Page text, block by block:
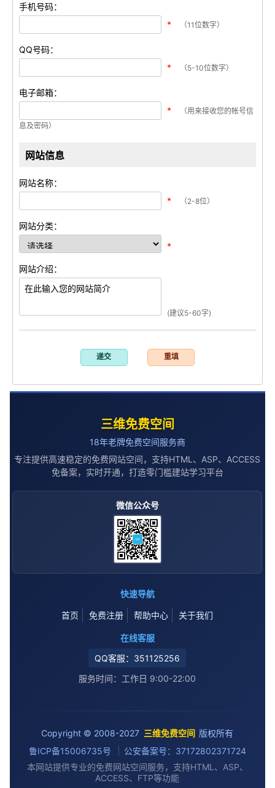
手机号码：
*
（11位数字）
QQ号码：
*
（5-10位数字）
电子邮箱：
*
（用来接收您的帐号信
息及密码）
网站信息
网站名称：
*
（2-8位）
网站分类：
*
网站介绍：
(建议5-60字)
三维免费空间
18年老牌免费空间服务商
专注提供高速稳定的免费网站空间，支持HTML、ASP、ACCESS
免备案，实时开通，打造零门槛建站学习平台
微信公众号
快速导航
首页 免费注册 帮助中心 关于我们
在线客服
QQ客服：351125256
服务时间：工作日 9:00-22:00
Copyright © 2008-2027 三维免费空间 版权所有
鲁ICP备15006735号
公安备案号：37172802371724
本网站提供专业的免费网站空间服务，支持HTML、ASP、
ACCESS、FTP等功能